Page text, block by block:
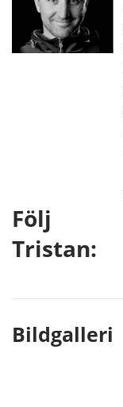
Följ
Tristan:
Bildgalleri